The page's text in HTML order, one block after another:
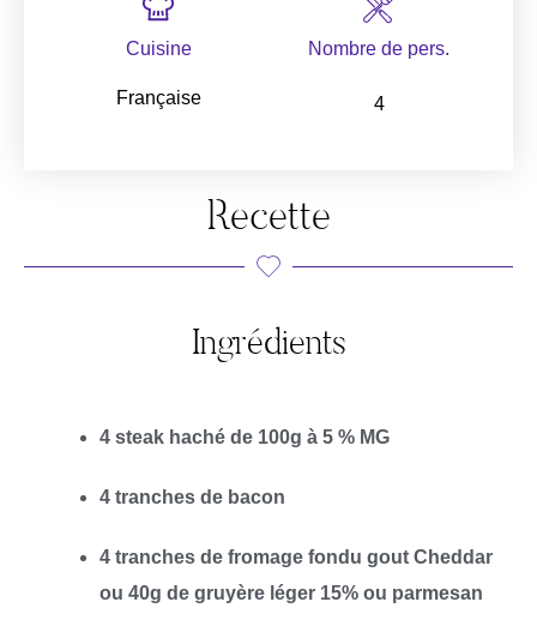
Cuisine
Française
Nombre de pers.
4
Recette
Ingrédients
4 steak haché de 100g à 5 % MG
4 tranches de bacon
4 tranches de fromage fondu gout Cheddar
ou 40g de gruyère léger 15% ou parmesan